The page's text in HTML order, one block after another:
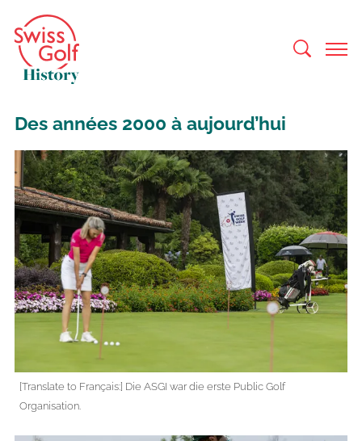
Des années 2000 à aujourd’hui
[Translate to Français:] Die ASGI war die erste Public Golf
Organisation.